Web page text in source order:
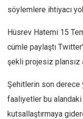
söylemlere ihtiyacı
Hüsrev Hatemi 15
cümle paylaştı
şekli projesiz plansız
Şehitlerin son derece
faaliyetler bu
kutsallaştırmaya